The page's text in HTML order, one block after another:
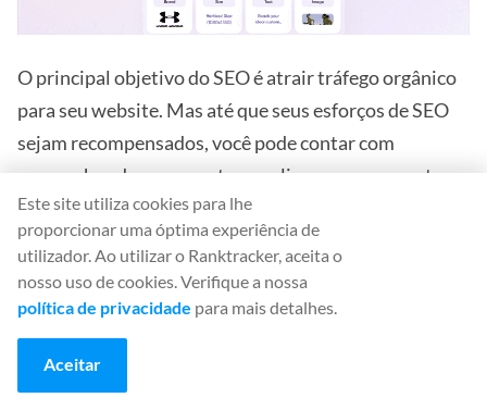
O principal objetivo do SEO é atrair tráfego orgânico
para seu website. Mas até que seus esforços de SEO
sejam recompensados, você pode contar com
campanhas de pagamento por clique para aumentar a
visibilidade do seu website. Se você tiver problemas
para criar anúncios atraentes para essas campanhas,
use o AdCreative.ai.
criativos destinados principalmente à publicidade.
Dessa forma, essas cópias são altamente envolventes
Este site utiliza cookies para lhe
proporcionar uma óptima experiência de
utilizador. Ao utilizar o Ranktracker, aceita o
nosso uso de cookies. Verifique a nossa
política de privacidade para mais detalhes.
Aceitar